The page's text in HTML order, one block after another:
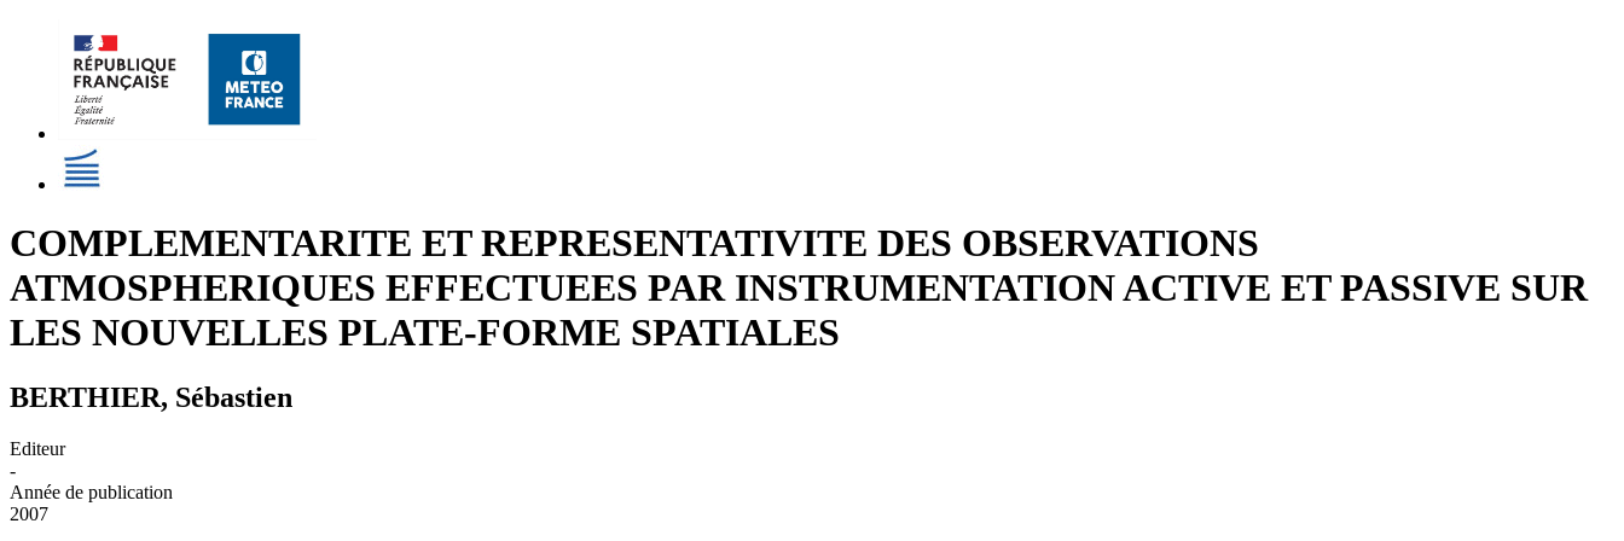
COMPLEMENTARITE ET REPRESENTATIVITE DES OBSERVATIONS
ATMOSPHERIQUES EFFECTUEES PAR INSTRUMENTATION ACTIVE ET PASSIVE SUR
LES NOUVELLES PLATE-FORME SPATIALES
BERTHIER, Sébastien
Editeur
-
Année de publication
2007